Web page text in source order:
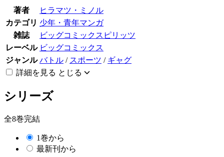
著者
ヒラマツ・ミノル
カテゴリ 少年・青年マンガ
雑誌
ビッグコミックスピリッツ
レーベル ビッグコミックス
ジャンル バトル / スポーツ / ギャグ
詳細を見る とじる
シリーズ
全8巻完結
1巻から
最新刊から